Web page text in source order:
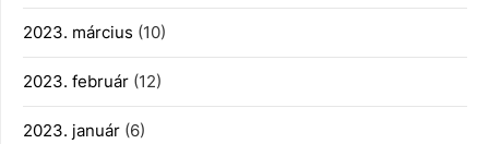
2023. március (10)
2023. február (12)
2023. január (6)